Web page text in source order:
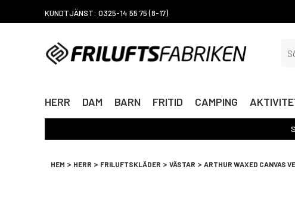
KUNDTJÄNST: 0325-14 55 75 (8-17)
HERR DAM BARN FRITID CAMPING
HEM > HERR > FRILUFTSKLÄDER > VÄSTAR > ARTHUR WAXED CANVAS